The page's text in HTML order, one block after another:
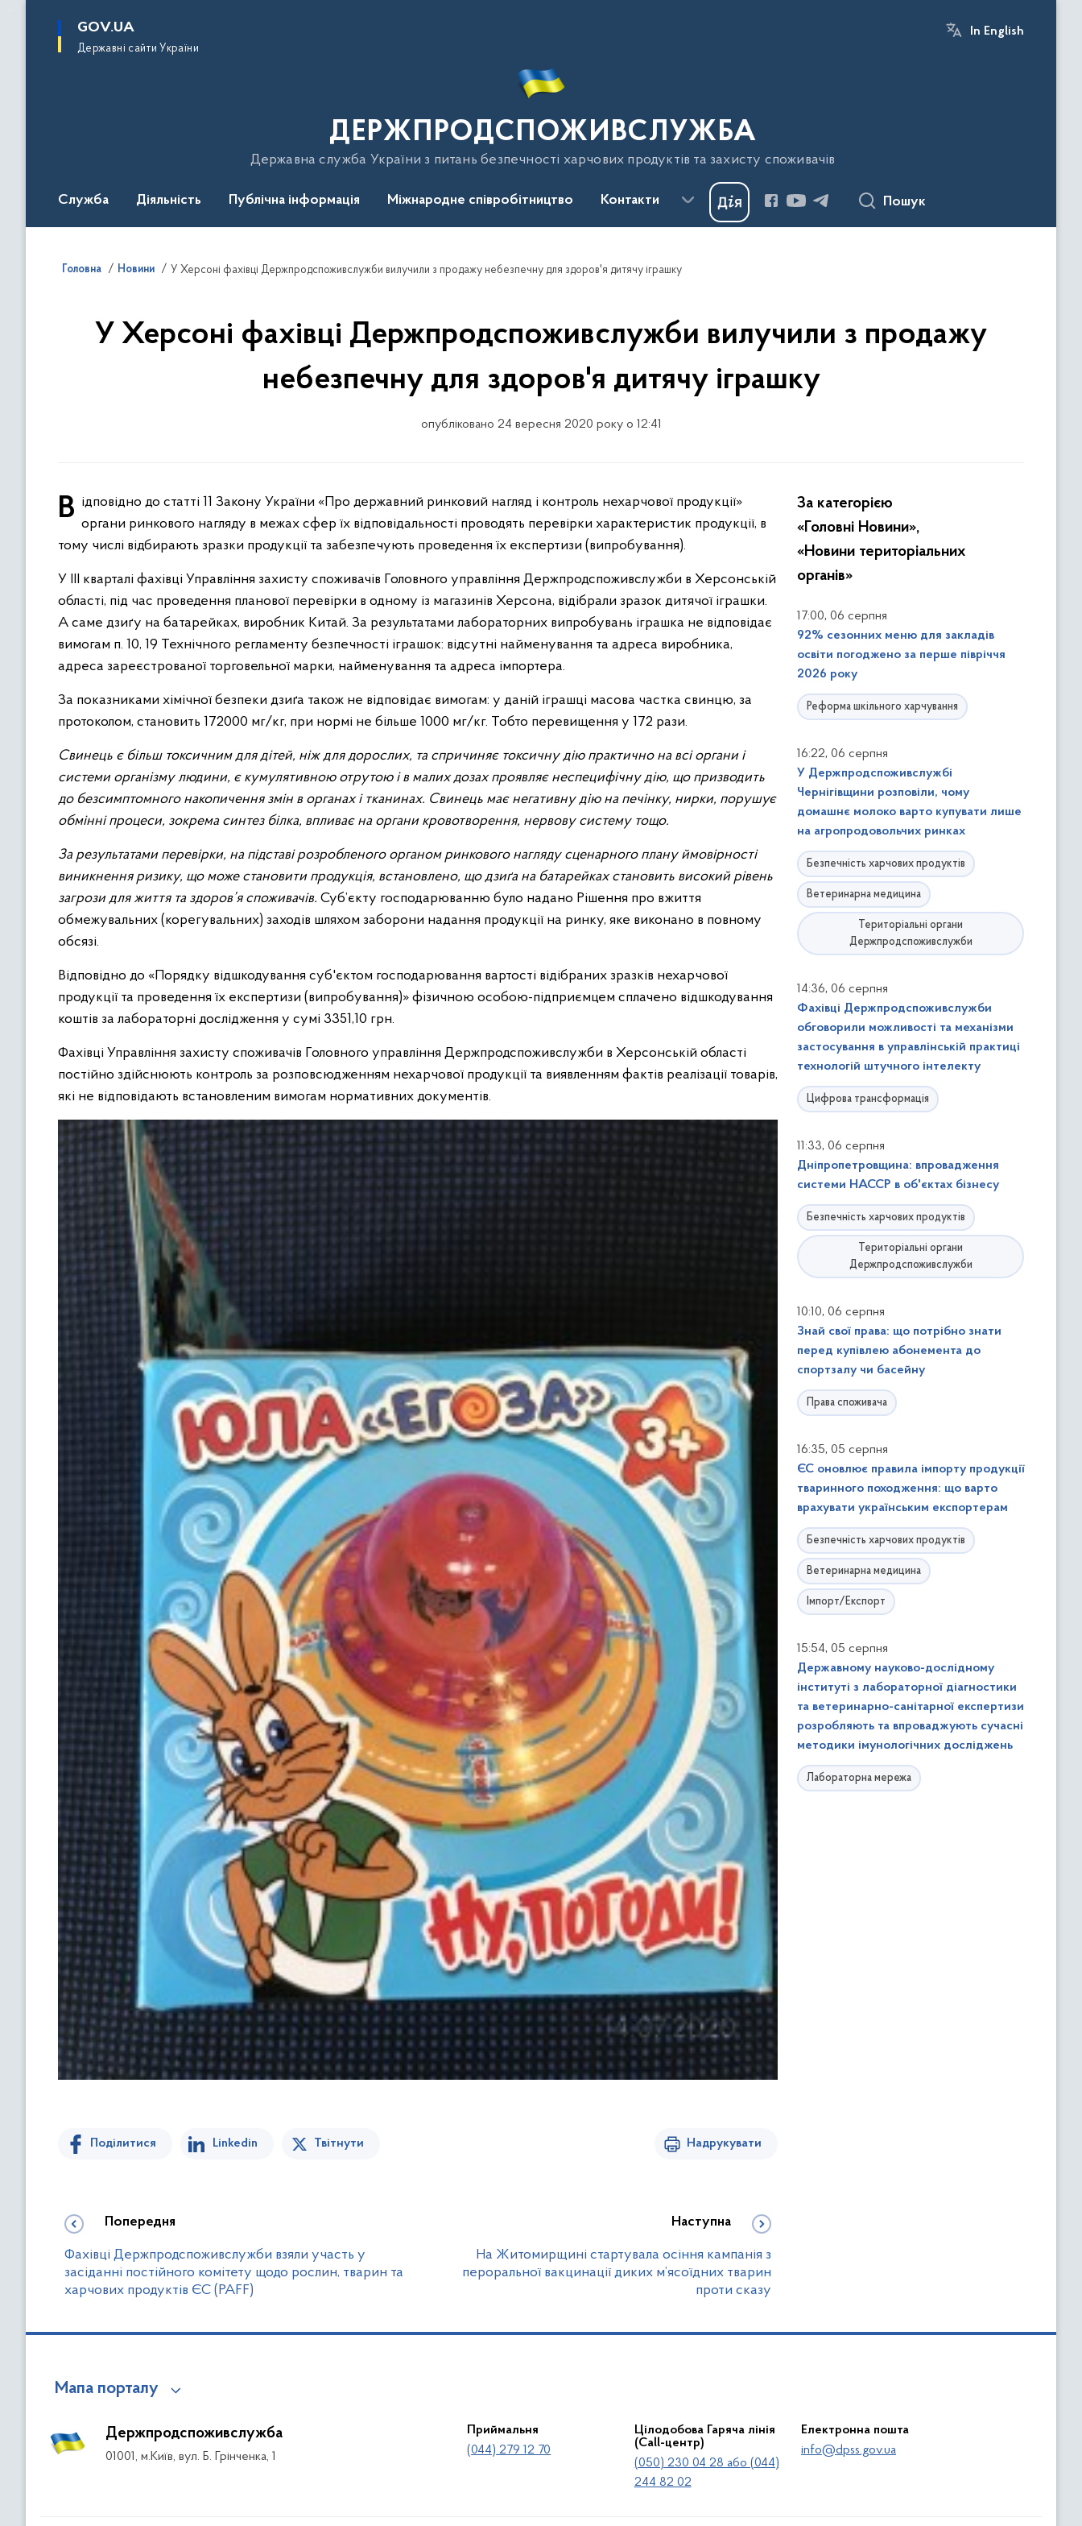
основного
GOV.UA
Державні сайти України
In English
ДЕРЖПРОДСПОЖИВСЛУЖБА
Державна служба України з питань безпечності харчових продуктів та захисту споживачів
Служба Діяльність Публічна інформація Міжнародне співробітництво Контакти Пошук
Головна Новини У Херсоні фахівці Держпродспоживслужби вилучили з продажу небезпечну для здоров'я дитячу іграшку
У Херсоні фахівці Держпродспоживслужби вилучили з продажу
небезпечну для здоров'я дитячу іграшку
опубліковано 24 вересня 2020 року о 12:41
Відповідно до статті 11 Закону України «Про державний ринковий нагляд і контроль нехарчової продукції» органи ринкового нагляду в межах сфер їх відповідальності проводять перевірки характеристик продукції, в
тому числі відбирають зразки продукції та забезпечують проведення їх експертизи (випробування).
У ІІІ кварталі фахівці Управління захисту споживачів Головного управління Держпродспоживслужби в Херсонській
області, під час проведення планової перевірки в одному із магазинів Херсона, відібрали зразок дитячої іграшки.
А саме дзиґу на батарейках, виробник Китай. За результатами лабораторних випробувань іграшка не відповідає
вимогам п. 10, 19 Технічного регламенту безпечності іграшок: відсутні найменування та адреса виробника,
адреса зареєстрованої торговельної марки, найменування та адреса імпортера.
За показниками хімічної безпеки дзиґа також не відповідає вимогам: у даній іграшці масова частка свинцю, за
протоколом, становить 172000 мг/кг, при нормі не більше 1000 мг/кг. Тобто перевищення у 172 рази.
Свинець є більш токсичним для дітей, ніж для дорослих, та спричиняє токсичну дію практично на всі органи і
системи організму людини, є кумулятивною отрутою і в малих дозах проявляє неспецифічну дію, що призводить
до безсимптомного накопичення змін в органах і тканинах. Свинець має негативну дію на печінку, нирки, порушує
обмінні процеси, зокрема синтез білка, впливає на органи кровотворення, нервову систему тощо.
За результатами перевірки, на підставі розробленого органом ринкового нагляду сценарного плану ймовірності
виникнення ризику, що може становити продукція, встановлено, що дзиґа на батарейках становить високий рівень
загрози для життя та здоров’я споживачів. Суб’єкту господарюванню було надано Рішення про вжиття
обмежувальних (корегувальних) заходів шляхом заборони надання продукції на ринку, яке виконано в повному
обсязі.
Відповідно до «Порядку відшкодування суб'єктом господарювання вартості відібраних зразків нехарчової
продукції та проведення їх експертизи (випробування)» фізичною особою-підприємцем сплачено відшкодування
коштів за лабораторні дослідження у сумі 3351,10 грн.
Фахівці Управління захисту споживачів Головного управління Держпродспоживслужби в Херсонській області
постійно здійснюють контроль за розповсюдженням нехарчової продукції та виявленням фактів реалізації товарів,
які не відповідають встановленим вимогам нормативних документів.
Поділитися Linkedin Твітнути Надрукувати
Попередня
Фахівці Держпродспоживслужби взяли участь у
засіданні постійного комітету щодо рослин, тварин та
харчових продуктів ЄС (PAFF)
Наступна
На Житомирщині стартувала осіння кампанія з
пероральної вакцинації диких м’ясоїдних тварин
проти сказу
За категорією
«Головні Новини»,
«Новини територіальних
органів»
17:00, 06 серпня
92% сезонних меню для закладів
освіти погоджено за перше півріччя
2026 року
Реформа шкільного харчування
16:22, 06 серпня
У Держпродспоживслужбі
Чернігівщини розповіли, чому
домашнє молоко варто купувати лише
на агропродовольчих ринках
Безпечність харчових продуктів
Ветеринарна медицина
Територіальні органи
Держпродспоживслужби
14:36, 06 серпня
Фахівці Держпродспоживслужби
обговорили можливості та механізми
застосування в управлінській практиці
технологій штучного інтелекту
Цифрова трансформація
11:33, 06 серпня
Дніпропетровщина: впровадження
системи НАССР в об'єктах бізнесу
Безпечність харчових продуктів
Територіальні органи
Держпродспоживслужби
10:10, 06 серпня
Знай свої права: що потрібно знати
перед купівлею абонемента до
спортзалу чи басейну
Права споживача
16:35, 05 серпня
ЄС оновлює правила імпорту продукції
тваринного походження: що варто
врахувати українським експортерам
Безпечність харчових продуктів
Ветеринарна медицина
Імпорт/Експорт
15:54, 05 серпня
Державному науково-дослідному
інституті з лабораторної діагностики
та ветеринарно-санітарної експертизи
розробляють та впроваджують сучасні
методики імунологічних досліджень
Лабораторна мережа
Мапа порталу
Держпродспоживслужба
01001, м.Київ, вул. Б. Грінченка, 1
Приймальня
(044) 279 12 70
Цілодобова Гаряча лінія
(Call-центр)
(050) 230 04 28 або (044)
244 82 02
Електронна пошта
info@dpss.gov.ua